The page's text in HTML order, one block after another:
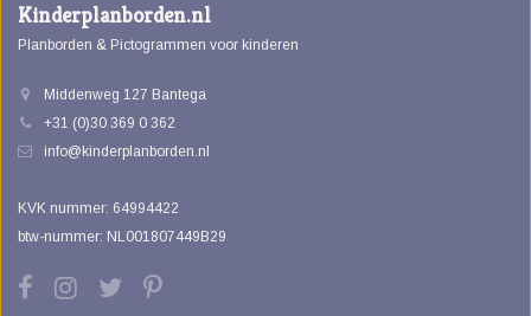
Kinderplanborden.nl
Planborden & Pictogrammen voor kinderen
Middenweg 127 Bantega
+31 (0)30 369 0 362
info@kinderplanborden.nl
KVK nummer: 64994422
btw-nummer: NL001807449B29